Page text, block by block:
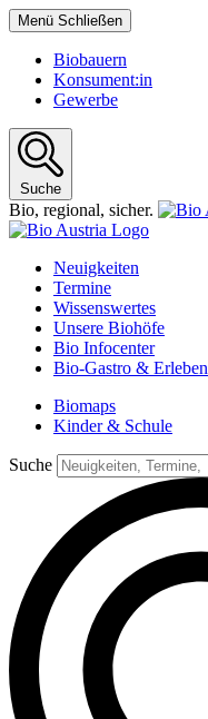
Menü Schließen
Biobauern
Konsument:in
Gewerbe
Suche
Bio, regional, sicher.
Neuigkeiten
Termine
Wissenswertes
Unsere Biohöfe
Bio Infocenter
Bio-Gastro & Erleben
Biomaps
Kinder & Schule
Suche